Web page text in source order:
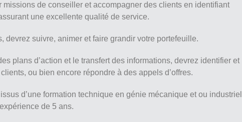
missions de conseiller et accompagner des clients en identifiant
une excellente qualité de service.
devrez suivre, animer et faire grandir votre portefeuille.
plans d’action et le transfert des informations, devrez identifier et
ou bien encore répondre à des appels d’offres.
d’une formation technique en génie mécanique et ou industriel
de 5 ans.